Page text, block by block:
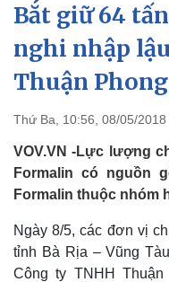
Chính trị
Đảng
Tổ chức nhân sự
Quốc hội
Nhận diện sự thật
Bắt giữ 64
nghi nhập
Thuận Phong
Thứ Ba, 10:56, 08/05/2018
VOV.VN -Lực lượng
Formalin có nguồn
Formalin thuộc nhóm
Ngày 8/5, các đơn vị
tỉnh Bà Rịa – Vũng
Công ty TNHH